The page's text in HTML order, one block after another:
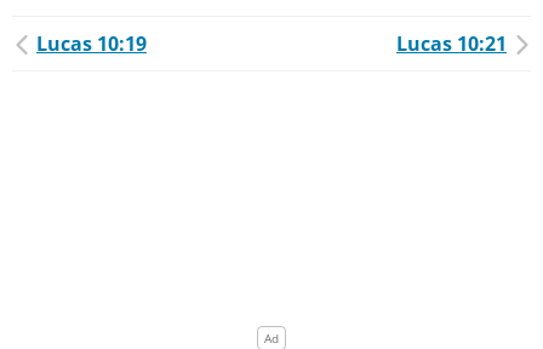
Lucas 10:19 Lucas 10:21